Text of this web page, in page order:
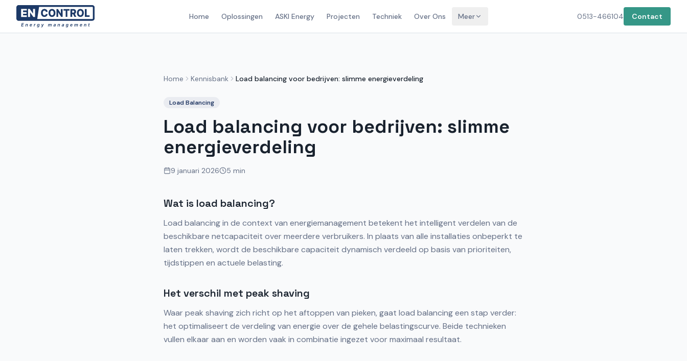
Home Oplossingen ASKI Energy Projecten Techniek Over Ons Meer 0513-466104 Contact
Home Kennisbank Load balancing voor bedrijven: slimme energieverdeling
Load Balancing
Load balancing voor bedrijven: slimme
energieverdeling
9 januari 2026 5 min
Wat is load balancing?
Load balancing in de context van energiemanagement betekent het intelligent verdelen van de
beschikbare netcapaciteit over meerdere verbruikers. In plaats van alle installaties onbeperkt te
laten trekken, wordt de beschikbare capaciteit dynamisch verdeeld op basis van prioriteiten,
tijdstippen en actuele belasting.
Het verschil met peak shaving
Waar peak shaving zich richt op het aftoppen van pieken, gaat load balancing een stap verder:
het optimaliseert de verdeling van energie over de gehele belastingscurve. Beide technieken
vullen elkaar aan en worden vaak in combinatie ingezet voor maximaal resultaat.